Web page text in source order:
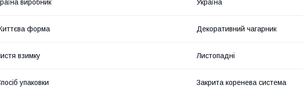
виробник Україна
форма Декоративний чагарник
взимку Листопадні
упаковки Закрита коренева система